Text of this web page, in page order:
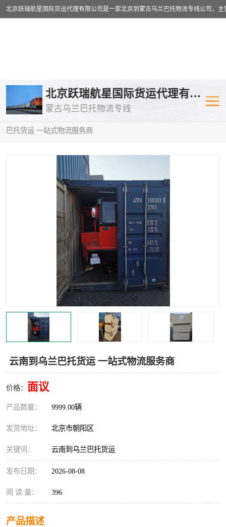
北京跃瑞航星国际货运代理有限公司
蒙古乌兰巴托物流专线
巴托货运 一站式物流服务商
云南到乌兰巴托货运 一站式物流服务商
价格： 面议
产品数量： 9999.00辆
发货地址： 北京市朝阳区
关键词： 云南到乌兰巴托货运
发布日期： 2026-08-08
阅 读 量： 396
产品描述
乌兰巴托物流专线 乌兰巴托铁
乌兰巴托公路运输
中欧班列
蒙古乌兰巴托双清包税
蒙古乌兰巴托空运专线
蒙古乌兰巴托汽运专线
中亚铁路运输